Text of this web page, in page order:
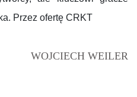
Przez ofertę CRKT
WOJCIECH WEILER